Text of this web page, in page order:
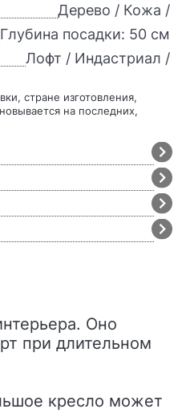
Дерево / Кожа /
Глубина посадки: 50 см
Лофт / Индастриал /
на последних,
при длительном
кресло может